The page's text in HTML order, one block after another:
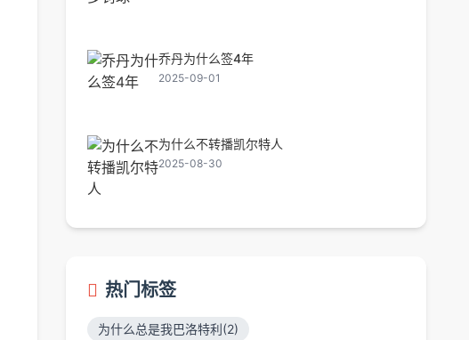
乔丹为什么签4年
2025-09-01
为什么不转播凯尔特人
2025-08-30
热门标签
为什么总是我巴洛特利(2)